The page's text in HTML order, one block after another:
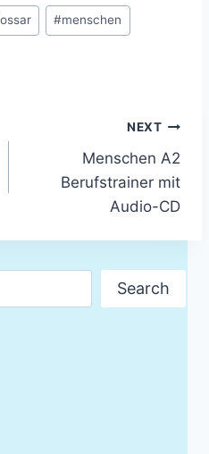
#menschen
NEXT
Menschen A2
Berufstrainer mit
Audio-CD
Search